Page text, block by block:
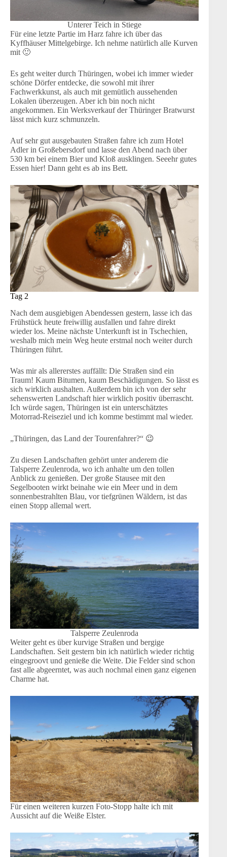
Unterer Teich in Stiege
Für eine letzte Partie im Harz fahre ich über das
Kyffhäuser Mittelgebirge. Ich nehme natürlich alle Kurven
mit 🙂
Es geht weiter durch Thüringen, wobei ich immer wieder
schöne Dörfer entdecke, die sowohl mit ihrer
Fachwerkkunst, als auch mit gemütlich aussehenden
Lokalen überzeugen. Aber ich bin noch nicht
angekommen. Ein Werksverkauf der Thüringer Bratwurst
lässt mich kurz schmunzeln.
Auf sehr gut ausgebauten Straßen fahre ich zum Hotel
Adler in Großebersdorf und lasse den Abend nach über
530 km bei einem Bier und Kloß ausklingen. Seeehr gutes
Essen hier! Dann geht es ab ins Bett.
Tag 2
Nach dem ausgiebigen Abendessen gestern, lasse ich das
Frühstück heute freiwillig ausfallen und fahre direkt
wieder los. Meine nächste Unterkunft ist in Tschechien,
weshalb mich mein Weg heute erstmal noch weiter durch
Thüringen führt.
Was mir als allererstes auffällt: Die Straßen sind ein
Traum! Kaum Bitumen, kaum Beschädigungen. So lässt es
sich wirklich aushalten. Außerdem bin ich von der sehr
sehenswerten Landschaft hier wirklich positiv überrascht.
Ich würde sagen, Thüringen ist ein unterschätztes
Motorrad-Reiseziel und ich komme bestimmt mal wieder.
„Thüringen, das Land der Tourenfahrer?“ 😉
Zu diesen Landschaften gehört unter anderem die
Talsperre Zeulenroda, wo ich anhalte um den tollen
Anblick zu genießen. Der große Stausee mit den
Segelbooten wirkt beinahe wie ein Meer und in dem
sonnenbestrahlten Blau, vor tiefgrünen Wäldern, ist das
einen Stopp allemal wert.
Talsperre Zeulenroda
Weiter geht es über kurvige Straßen und bergige
Landschaften. Seit gestern bin ich natürlich wieder richtig
eingegroovt und genieße die Weite. Die Felder sind schon
fast alle abgeerntet, was auch nochmal einen ganz eigenen
Charme hat.
Für einen weiteren kurzen Foto-Stopp halte ich mit
Aussicht auf die Weiße Elster.